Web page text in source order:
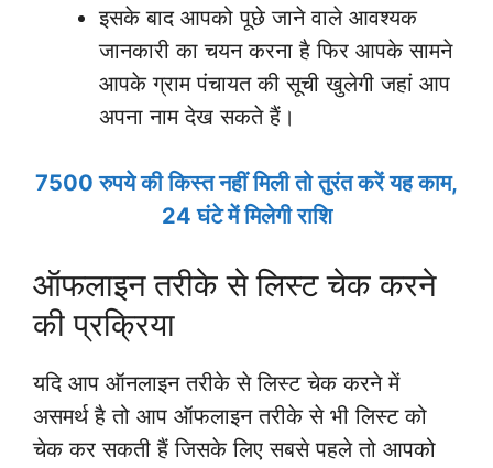
इसके बाद आपको पूछे जाने वाले आवश्यक
जानकारी का चयन करना है फिर आपके सामने
आपके ग्राम पंचायत की सूची खुलेगी जहां आप
अपना नाम देख सकते हैं।
7500 रुपये की किस्त नहीं मिली तो तुरंत करें यह काम,
24 घंटे में मिलेगी राशि
ऑफलाइन तरीके से लिस्ट चेक करने
की प्रक्रिया
यदि आप ऑनलाइन तरीके से लिस्ट चेक करने में
असमर्थ है तो आप ऑफलाइन तरीके से भी लिस्ट को
चेक कर सकती हैं जिसके लिए सबसे पहले तो आपको